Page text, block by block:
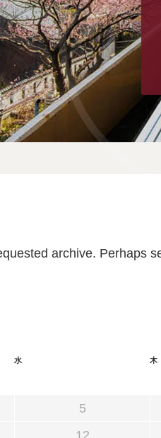
ス
お問い合わせ
archive. Perhaps
水 木
5
12